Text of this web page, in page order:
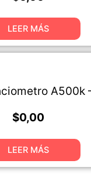
LEER MÁS
A500k
$0,00
LEER MÁS